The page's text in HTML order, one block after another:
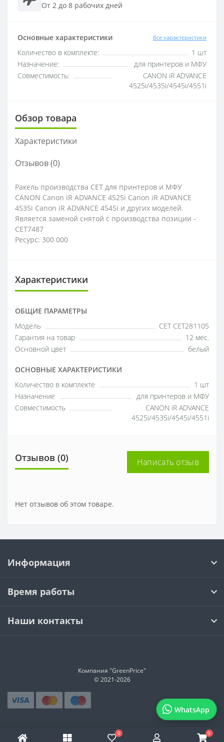
0 0
От 2 до 8 рабочих дней
Основные характеристики Все характеристики
Количество в комплекте:
1 шт
Назначение:
для принтеров и МФУ
Совместимость:
CANON iR ADVANCE
4525i/4535i/4545i/4551i
Обзор товара
Характеристики
Отзывов (0)
Ракель производства CET для принтеров и МФУ
CANON Canon iR ADVANCE 4525i Canon iR ADVANCE
4535i Canon iR ADVANCE 4545i и других моделей.
Является заменой снятой с производства позиции -
CET7487
Ресурс: 300 000
Характеристики
ОБЩИЕ ПАРАМЕТРЫ
Модель
CET CET281105
Гарантия на товар
12 мес.
Основной цвет
белый
ОСНОВНЫЕ ХАРАКТЕРИСТИКИ
Количество в комплекте
1 шт
Назначение
для принтеров и МФУ
Совместимость
CANON iR ADVANCE
4525i/4535i/4545i/4551i
Отзывов (0) Написать отзыв
Нет отзывов об этом товаре.
WhatsApp
Информация
Время работы
Наши контакты
Компания "GreenPrice"
© 2021-2026